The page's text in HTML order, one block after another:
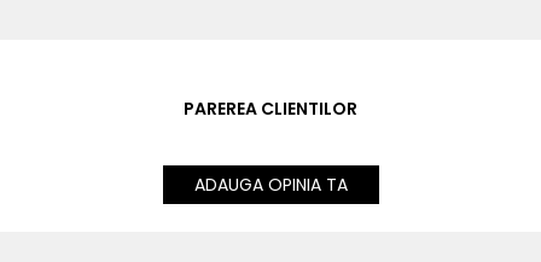
PAREREA CLIENTILOR
ADAUGA OPINIA TA